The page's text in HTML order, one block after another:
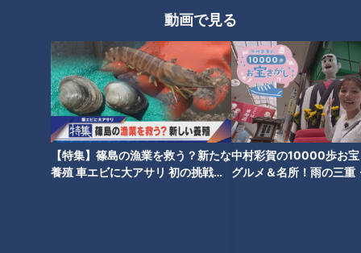
動画で見る
【特集】篠島の漁業を救う？新たな
養殖 車エビに大アサリ 初の挑戦
中村彩賀の10000歩お宝
グルメ＆名所！雨の三重